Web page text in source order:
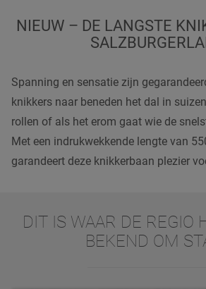
NIEUW – DE LANGSTE
Spanning en sensatie zijn
knikkers naar beneden het dal in
rollen of als het erom gaat wie de
Met een indrukwekkende lengte van
garandeert deze knikkerbaan plezier
DIT IS WAAR DE REGIO
BEKEND OM